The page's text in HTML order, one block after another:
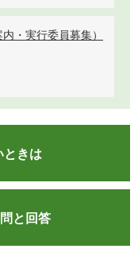
・実行委員募集）
ときは
と回答